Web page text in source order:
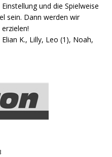
und die Spielweise
sein. Dann werden wir
K., Lilly, Leo (1), Noah,